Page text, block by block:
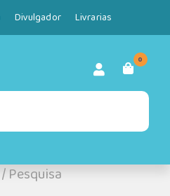
Divulgador Livrarias
0
/Pesquisa